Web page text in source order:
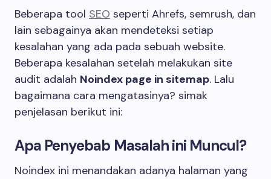
Beberapa tool SEO seperti Ahrefs, semrush, dan
lain sebagainya akan mendeteksi setiap
kesalahan yang ada pada sebuah website.
Beberapa kesalahan setelah melakukan site
audit adalah Noindex page in sitemap. Lalu
bagaimana cara mengatasinya? simak
penjelasan berikut ini:
Apa Penyebab Masalah ini Muncul?
Noindex ini menandakan adanya halaman yang